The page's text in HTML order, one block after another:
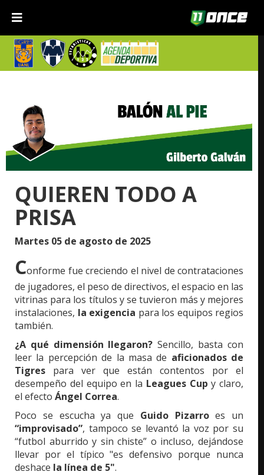
QUIEREN TODO A
PRISA
Martes 05 de agosto de 2025
Conforme fue creciendo el nivel de contrataciones
de jugadores, el peso de directivos, el espacio en las
vitrinas para los títulos y se tuvieron más y mejores
instalaciones, la exigencia para los equipos regios
también.
¿A qué dimensión llegaron? Sencillo, basta con
leer la percepción de la masa de aficionados de
Tigres para ver que están contentos por el
desempeño del equipo en la Leagues Cup y claro,
el efecto Ángel Correa.
Poco se escucha ya que Guido Pizarroes un
“improvisado”, tampoco se levantó la voz por su
“futbol aburrido y sin chiste” o incluso, dejándose
llevar por el típico "es defensivo porque nunca
deshace la línea de 5".